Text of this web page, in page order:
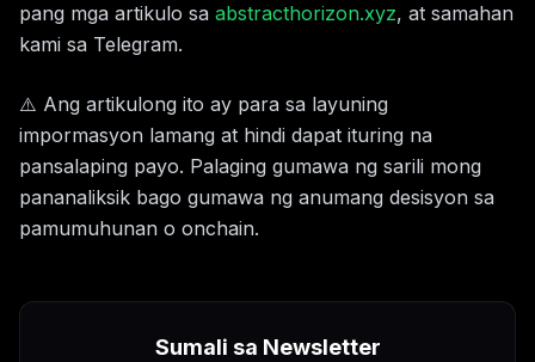
pang mga artikulo sa abstracthorizon.xyz, at samahan
kami sa Telegram.
⚠️ Ang artikulong ito ay para sa layuning
impormasyon lamang at hindi dapat ituring na
pansalaping payo. Palaging gumawa ng sarili mong
pananaliksik bago gumawa ng anumang desisyon sa
pamumuhunan o onchain.
Sumali sa Newsletter